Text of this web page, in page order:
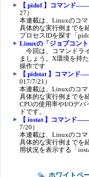
【 pidof 】コマンド
27）
本連載は、Linuxのコマ
具体的な実行例までを
プロセスIDを探す「
Linuxの「ジョブコン
今回は、コマンドラ
ましょう。X環境を持
操作です
【 pidstat 】コマンド
017/7/21）
本連載は、Linuxのコマ
具体的な実行例までを
CPUの使用率やI/Oデ
ドです。
【 iostat 】コマンド
7/20）
本連載は、Linuxのコマ
具体的な実行例までを
用状況を表示する「
ホワイトペ